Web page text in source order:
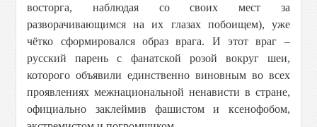
восторга, наблюдая со своих мест за
разворачивающимся на их глазах побоищем), уже
чётко сформировался образ врага. И этот враг –
русский парень с фанатской розой вокруг шеи,
которого объявили единственно виновным во всех
проявлениях межнациональной ненависти в стране,
официально заклеймив фашистом и ксенофобом,